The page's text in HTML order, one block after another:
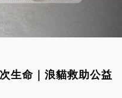
生命｜浪貓救助公益